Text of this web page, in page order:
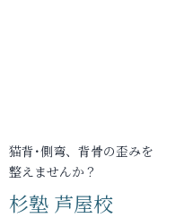
猫背･側弯、背骨の歪みを
整えませんか？
杉塾 芦屋校